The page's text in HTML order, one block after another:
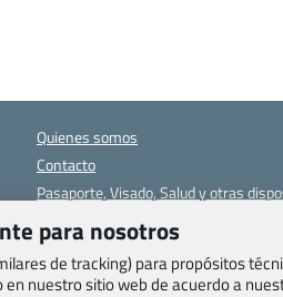
Quienes somos
Contacto
Pasaporte, Visado, Salud y otras
Blog de Viajes.com
Registro de agencias
Preguntas frecuentes
para nosotros
de tracking) para propósitos
nuestro sitio web de acuerdo a